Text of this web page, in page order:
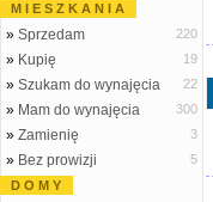
M I E S Z K A N I A
» Sprzedam 220
» Kupię 19
» Szukam do wynajęcia 22
» Mam do wynajęcia 300
» Zamienię 3
» Bez prowizji
5
D O M Y